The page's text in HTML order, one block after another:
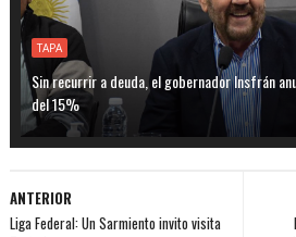
TAPA
Sin recurrir a deuda, el gobernador Insfrán
del 15%
ANTERIOR
Liga Federal: Un Sarmiento invito visita